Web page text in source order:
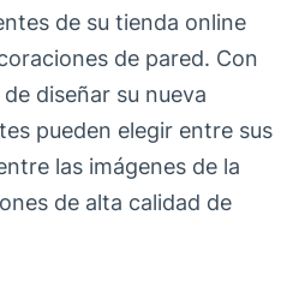
de su tienda online
de pared. Con
diseñar su nueva
pueden elegir entre sus
las imágenes de la
de alta calidad de